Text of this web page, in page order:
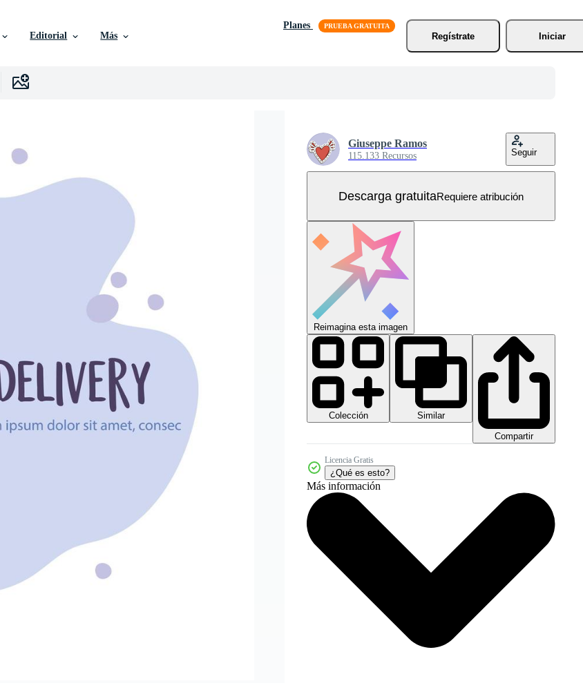
Editorial Más
Planes
Regístrate
Iniciar
Giuseppe Ramos
115.133 Recursos Seguir
Descarga gratuitaRequiere atribución
Reimagina esta imagen
Colección
Similar
Compartir
Licencia Gratis
¿Qué es esto?
Más información